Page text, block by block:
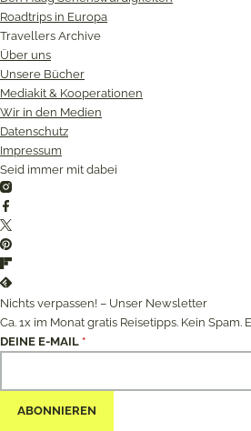
Roadtrips in Europa
Travellers Archive
Über uns
Unsere Bücher
Mediakit & Kooperationen
Wir in den Medien
Datenschutz
Impressum
Seid immer mit dabei
Instagram
Twitter
Pinterest
Flipboard
Feedly
Nichts verpassen! – Unser Newsletter
Ca. 1x im Monat gratis Reisetipps. Kein Spam.
DEINE E-MAIL *
ABONNIEREN